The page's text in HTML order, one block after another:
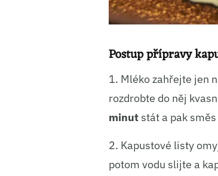
Postup přípravy
1. Mléko zahřejte jen
rozdrobte do něj
minutstát a pak
2. Kapustové listy
potom vodu slijte a